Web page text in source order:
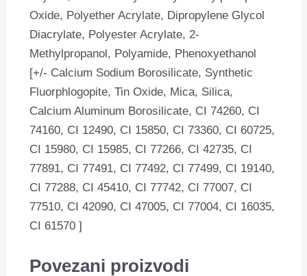
Oxide, Polyether Acrylate, Dipropylene Glycol
Diacrylate, Polyester Acrylate, 2-
Methylpropanol, Polyamide, Phenoxyethanol
[+/- Calcium Sodium Borosilicate, Synthetic
Fluorphlogopite, Tin Oxide, Mica, Silica,
Calcium Aluminum Borosilicate, CI 74260, CI
74160, CI 12490, CI 15850, CI 73360, CI 60725,
CI 15980, CI 15985, CI 77266, CI 42735, CI
77891, CI 77491, CI 77492, CI 77499, CI 19140,
CI 77288, CI 45410, CI 77742, CI 77007, CI
77510, CI 42090, CI 47005, CI 77004, CI 16035,
CI 61570 ]
Povezani proizvodi